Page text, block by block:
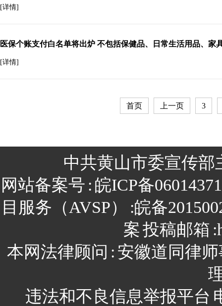
[详情]
医保个账支付白名单将出炉 不包括保健品、日常生活用品、家
[详情]
首页 上一页 3
中共黄山市委宣传部
网站备案号 : 皖ICP备
目服务（AVSP）
:皖备
案投稿邮箱
本网法律顾问 : 安徽道同律
违法和不良信息举报平台